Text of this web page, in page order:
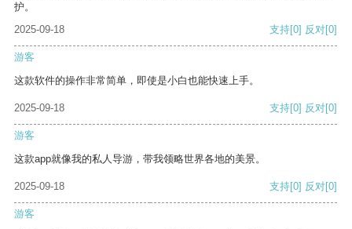
护。
2025-09-18
支持[0] 反对[0]
游客
这款软件的操作非常简单，即使是小白也能快速上手。
2025-09-18 支持[0] 反对[0]
游客
这款app就像我的私人导游，带我领略世界各地的美景。
2025-09-18 支持[0] 反对[0]
游客